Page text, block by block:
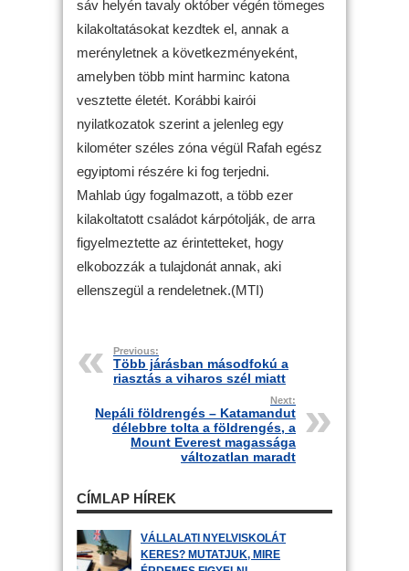
sáv helyén tavaly október végén tömeges
kilakoltatásokat kezdtek el, annak a
merényletnek a következményeként,
amelyben több mint harminc katona
vesztette életét. Korábbi kairói
nyilatkozatok szerint a jelenleg egy
kilométer széles zóna végül Rafah egész
egyiptomi részére ki fog terjedni.
Mahlab úgy fogalmazott, a több ezer
kilakoltatott családot kárpótolják, de arra
figyelmeztette az érintetteket, hogy
elkobozzák a tulajdonát annak, aki
ellenszegül a rendeletnek.(MTI)
Previous:
Több járásban másodfokú a
riasztás a viharos szél miatt
Next:
Nepáli földrengés – Katamandut
délebbre tolta a földrengés, a
Mount Everest magassága
változatlan maradt
CÍMLAP HÍREK
VÁLLALATI NYELVISKOLÁT
KERES? MUTATJUK, MIRE